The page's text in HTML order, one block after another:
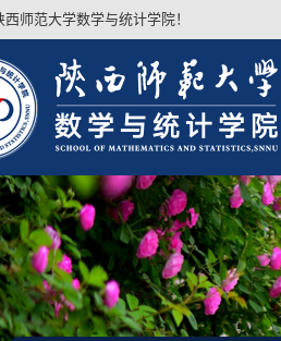
西师范大学数学与统计学院！